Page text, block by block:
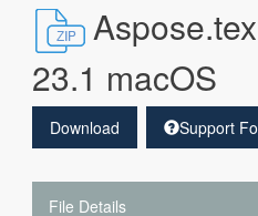
23.1 macOS
Download Support
File Details